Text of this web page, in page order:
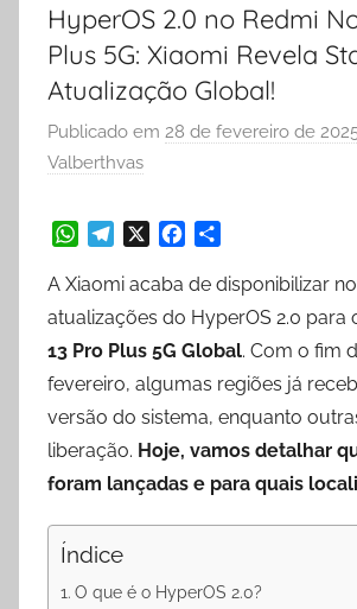
HyperOS 2.0 no Redmi
Plus 5G: Xiaomi Revela
Atualização Global!
Publicado em 28 de fevereiro de
Valberthvas
h
a
s
A
p
p
e
l
g
r
a
m
a
c
e
b
o
o
k
h
a
r
e
A Xiaomi acaba de disponibilizar
atualizações do HyperOS 2.0 para
13 Pro Plus 5G Global. Com o fim
fevereiro, algumas regiões já
versão do sistema, enquanto
liberação. Hoje, vamos detalhar
foram lançadas e para quais
Índice
O que é o HyperOS 2.0?